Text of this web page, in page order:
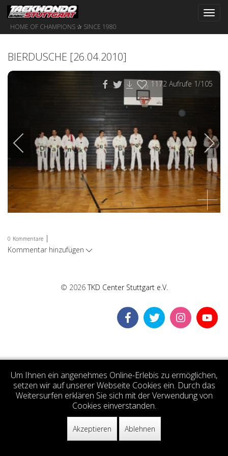
HOME OF CHAMPIONS ✰ SINCE 1980
BIERDUSCHE [26.04.2010]
0 1172 Aufrufe 1/105
0 Kommentare |
Kommentar hinzufügen
© 2026TKD Center Stuttgart e.V.
Um Ihnen ein angenehmes Online-Erlebis zu ermöglichen,
setzen wir auf unserer Webseite Cookies ein. Durch das
Weitersurfen erklären Sie sich mit der Verwendung von
Cookies einverstanden.
Akzeptieren Ablehnen